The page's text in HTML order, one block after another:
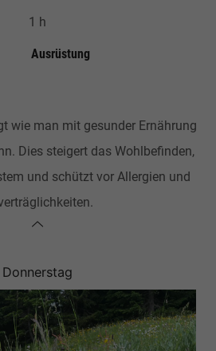
1 h
Ausrüstung
wie man mit gesunder Ernährung
Dies steigert das Wohlbefinden,
und schützt vor Allergien und
Donnerstag